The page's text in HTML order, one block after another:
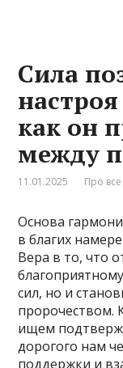
Сила
как он
между
11.01.2025 Про все
Основа
в благих
Вера в то, что
сил, но и
пророчеством.
ищем
дорогого нам
поддержки и